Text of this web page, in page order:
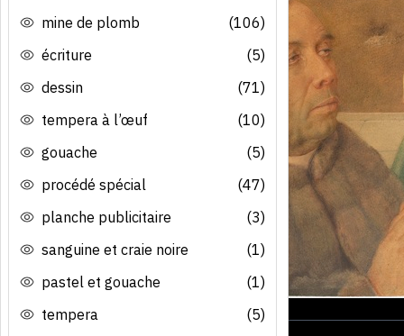
mine de plomb
(106)
écriture
(5)
dessin
(71)
tempera à l’œuf
(10)
gouache
(5)
procédé spécial
(47)
planche publicitaire
(3)
sanguine et craie noire
(1)
pastel et gouache
(1)
tempera
(5)